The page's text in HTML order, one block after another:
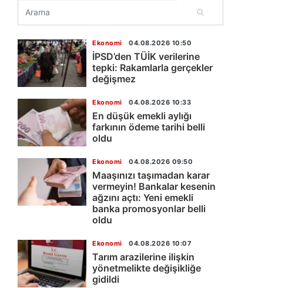
Ekonomi 04.08.2026 10:50
İPSD’den TÜİK verilerine
tepki: Rakamlarla gerçekler
değişmez
Ekonomi 04.08.2026 10:33
En düşük emekli aylığı
farkının ödeme tarihi belli
oldu
Ekonomi 04.08.2026 09:50
Maaşınızı taşımadan karar
vermeyin! Bankalar kesenin
ağzını açtı: Yeni emekli
banka promosyonlar belli
oldu
Ekonomi 04.08.2026 10:07
Tarım arazilerine ilişkin
yönetmelikte değişikliğe
gidildi